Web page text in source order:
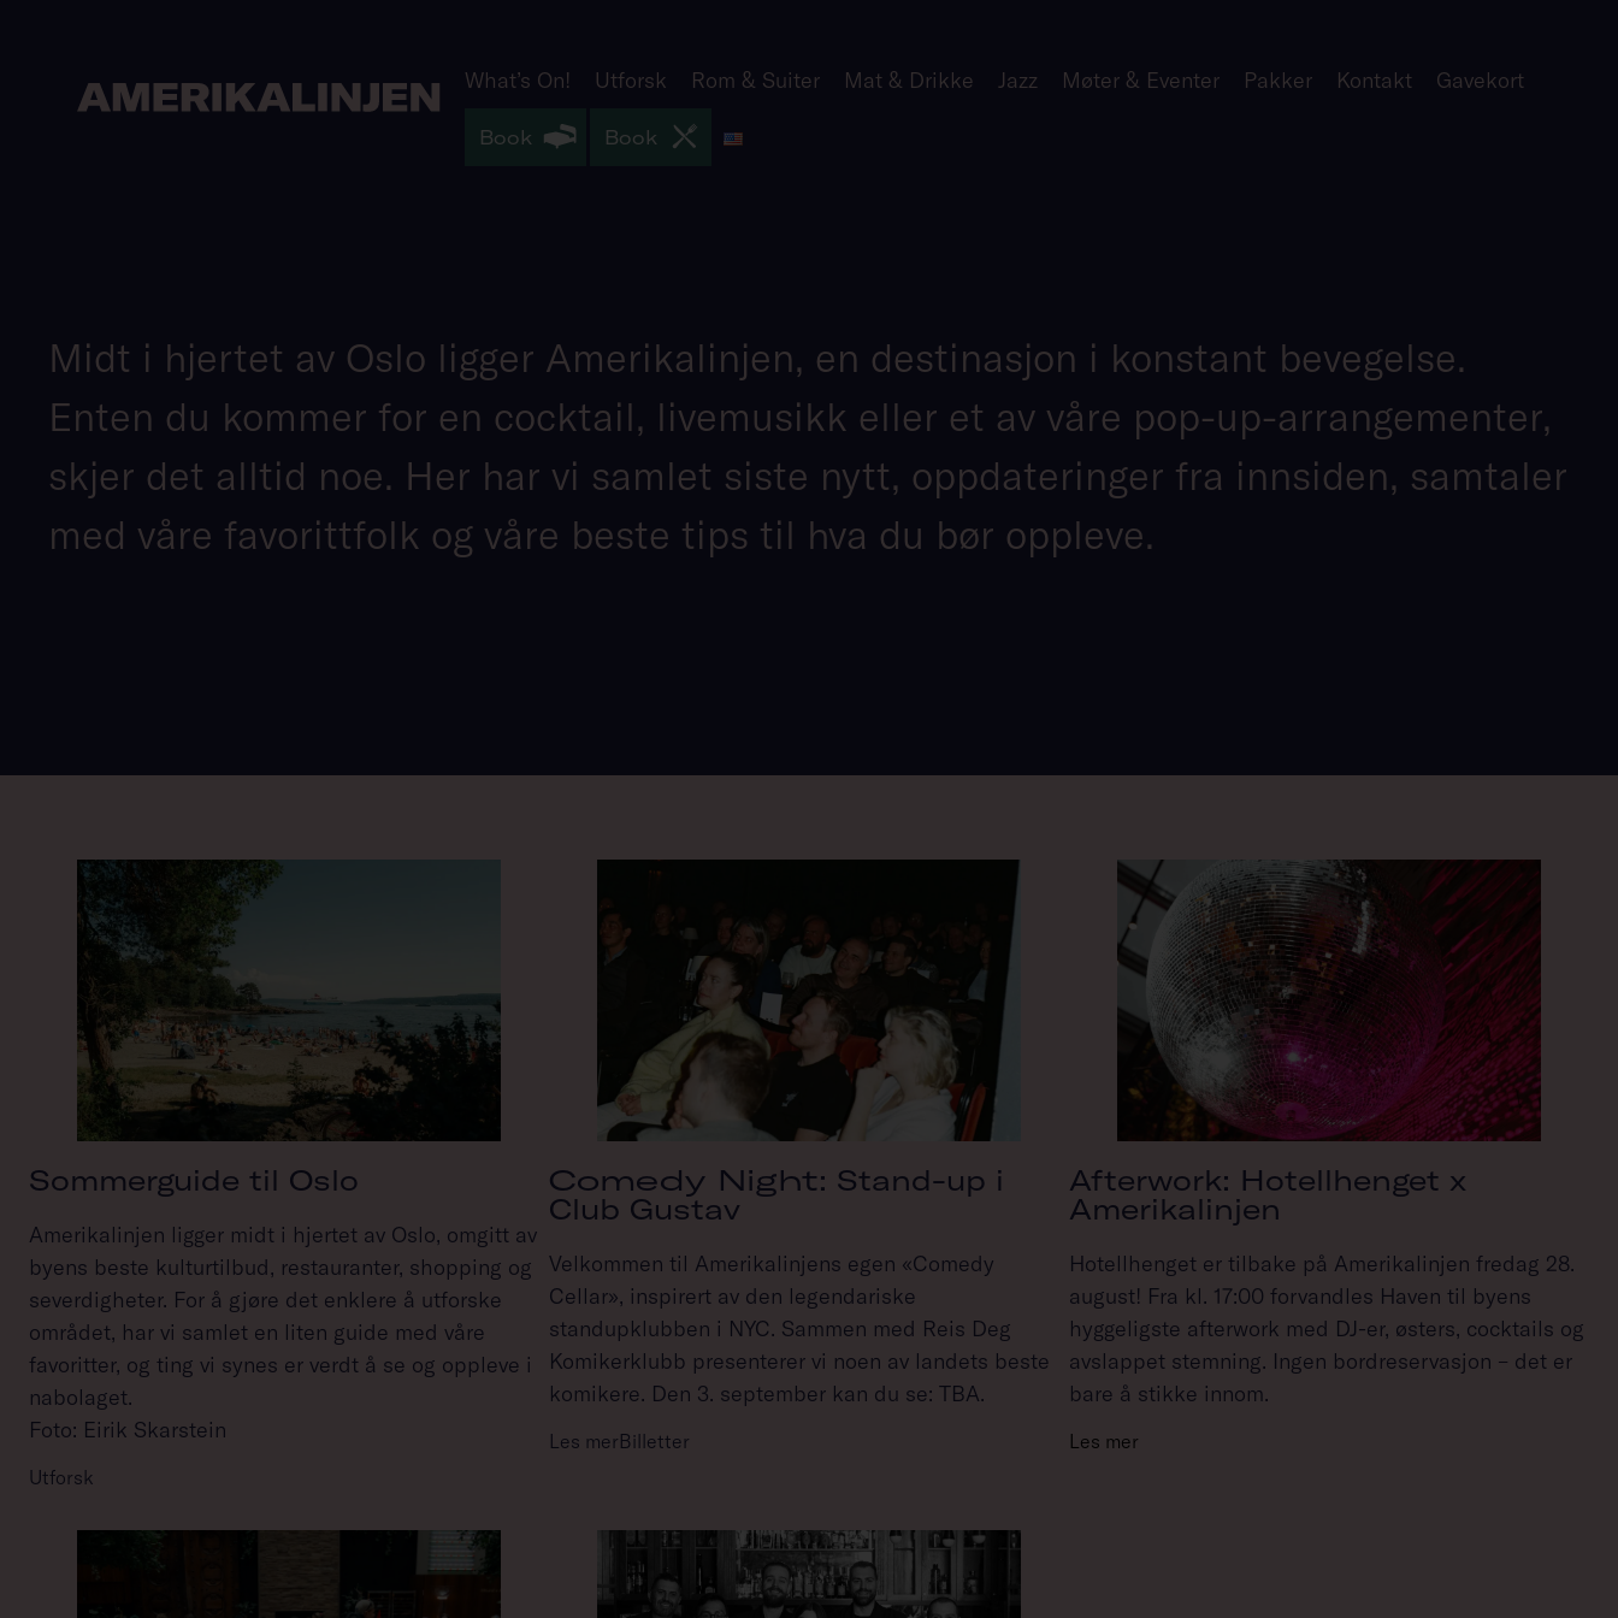
What’s On! Utforsk Rom & Suiter Mat & Drikke Jazz Møter & Eventer Pakker Kontakt Gavekort
Book Book
Midt i hjertet av Oslo ligger Amerikalinjen, en destinasjon i konstant bevegelse.
Enten du kommer for en cocktail, livemusikk eller et av våre pop-up-arrangementer,
skjer det alltid noe. Her har vi samlet siste nytt, oppdateringer fra innsiden, samtaler
med våre favorittfolk og våre beste tips til hva du bør oppleve.
Sommerguide til Oslo
Amerikalinjen ligger midt i hjertet av Oslo, omgitt av
byens beste kulturtilbud, restauranter, shopping og
severdigheter. For å gjøre det enklere å utforske
området, har vi samlet en liten guide med våre
favoritter, og ting vi synes er verdt å se og oppleve i
nabolaget.
Foto: Eirik Skarstein
Utforsk
Comedy Night: Stand-up i
Club Gustav
Velkommen til Amerikalinjens egen «Comedy
Cellar», inspirert av den legendariske
standupklubben i NYC. Sammen med Reis Deg
Komikerklubb presenterer vi noen av landets beste
komikere. Den 3. september kan du se: TBA.
Les merBilletter
Afterwork: Hotellhenget x
Amerikalinjen
Hotellhenget er tilbake på Amerikalinjen fredag 28.
august! Fra kl. 17:00 forvandles Haven til byens
hyggeligste afterwork med DJ-er, østers, cocktails og
avslappet stemning. Ingen bordreservasjon – det er
bare å stikke innom.
Les mer